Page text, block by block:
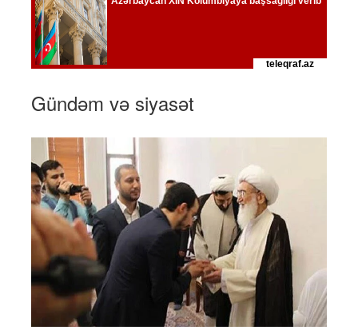
Gündəm və siyasət